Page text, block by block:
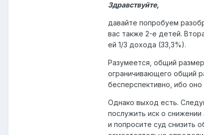
Здравствуйте,
давайте попробуем
вас также 2-е детей.
ей 1/3 дохода (33,3%).
Разумеется, общий
ограничивающего общий
бесперспективно, ибо
Однако выход есть.
послужить иск о
и попросите суд снизить